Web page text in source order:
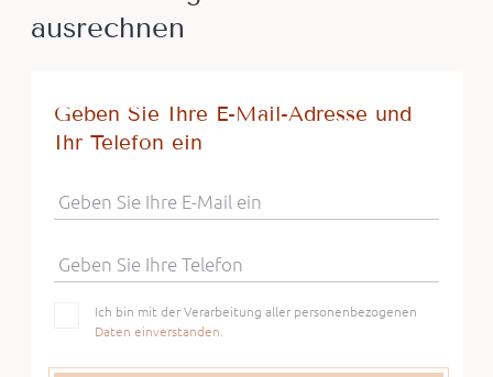
ausrechnen
Geben Sie Ihre E-Mail-Adresse und
Ihr Telefon ein
Geben Sie Ihre E-Mail ein
Geben Sie Ihre Telefon
Ich bin mit der Verarbeitung aller personenbezogenen
Daten einverstanden.